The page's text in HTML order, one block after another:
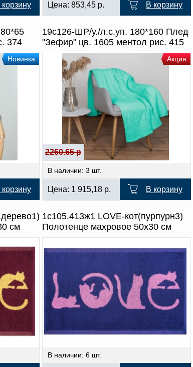
корзину Цена: 853,45 р. В корзину
374
Новинка
корзину
19с126-ШР/у./л.с.уп. 180*160 Плед
"Зефир" цв. 1605 ментол рис. 415
Акция
2260.65 р
В наличии: 3 шт.
Цена: 1 915,18 р. В корзину
см
1с105.413ж1 LOVE-кот(пурпурн3)
Полотенце махровое 50х30 см
В наличии: 6 шт.